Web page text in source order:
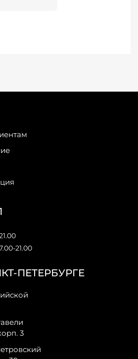
ПЕТЕРБУРГЕ
3
21.00